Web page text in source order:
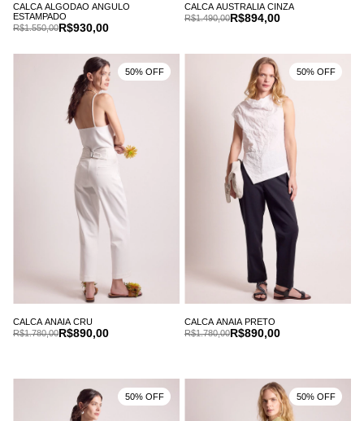
CALCA ALGODAO ANGULO
ESTAMPADO
R$930,00
R$1.550,00
CALCA AUSTRALIA CINZA
R$894,00
R$1.490,00
CALCA ANAIA CRU
R$890,00
R$1.780,00
50% OFF
CALCA ANAIA PRETO
R$890,00
R$1.780,00
50% OFF
50% OFF 50% OFF